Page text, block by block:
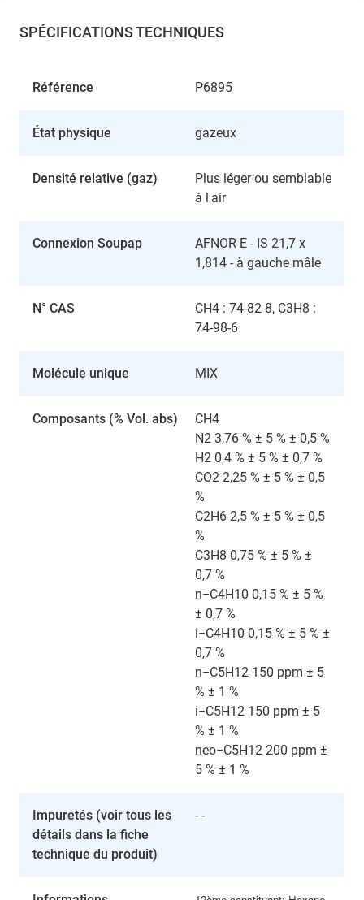
SPÉCIFICATIONS TECHNIQUES
Référence P6895
État physique gazeux
Densité relative (gaz)
Plus léger ou semblable
à l'air
Connexion Soupap
AFNOR E - IS 21,7 x
1,814 - à gauche mâle
N° CAS
CH4 : 74-82-8, C3H8 :
74-98-6
Molécule unique MIX
Composants (% Vol. abs)
CH4
N2 3,76 % ± 5 % ± 0,5 %
H2 0,4 % ± 5 % ± 0,7 %
CO2 2,25 % ± 5 % ± 0,5
%
C2H6 2,5 % ± 5 % ± 0,5
%
C3H8 0,75 % ± 5 % ±
0,7 %
n−C4H10 0,15 % ± 5 %
± 0,7 %
i−C4H10 0,15 % ± 5 % ±
0,7 %
n−C5H12 150 ppm ± 5
% ± 1 %
i−C5H12 150 ppm ± 5
% ± 1 %
neo−C5H12 200 ppm ±
5 % ± 1 %
Impuretés (voir tous les
détails dans la fiche
technique du produit)
- -